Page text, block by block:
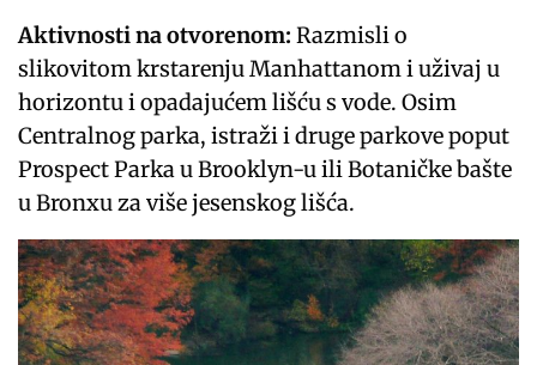
Aktivnosti na otvorenom: Razmisli o
slikovitom krstarenju Manhattanom i uživaj u
horizontu i opadajućem lišću s vode. Osim
Centralnog parka, istraži i druge parkove poput
Prospect Parka u Brooklyn-u ili Botaničke bašte
u Bronxu za više jesenskog lišća.